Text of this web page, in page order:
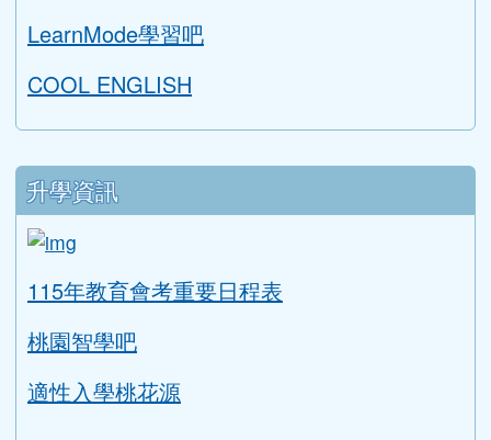
LearnMode學習吧
COOL ENGLISH
升學資訊
ink to https://tyc.entry.edu.tw/NoExamImitate_TL/
115年教育會考重要日程表
桃園智學吧
適性入學桃花源